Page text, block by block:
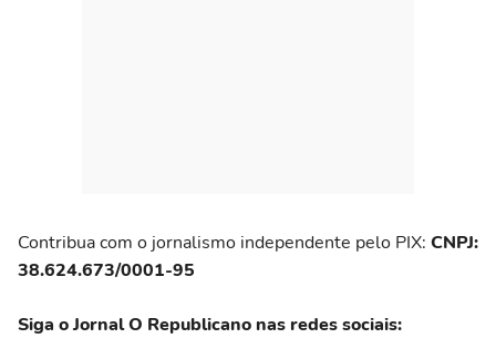
Contribua com o jornalismo independente pelo PIX: CNPJ:
38.624.673/0001-95
Siga o Jornal O Republicano nas redes sociais: